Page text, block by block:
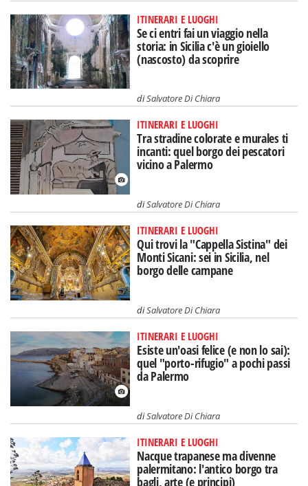
ITINERARI E LUOGHI
Se ci entri fai un viaggio nella
storia: in Sicilia c'è un gioiello
(nascosto) da scoprire
diSalvatore Di Chiara
ITINERARI E LUOGHI
Tra stradine colorate e murales ti
incanti: quel borgo dei pescatori
vicino a Palermo
diSalvatore Di Chiara
ITINERARI E LUOGHI
Qui trovi la "Cappella Sistina" dei
Monti Sicani: sei in Sicilia, nel
borgo delle campane
diSalvatore Di Chiara
ITINERARI E LUOGHI
Esiste un'oasi felice (e non lo sai):
quel "porto-rifugio" a pochi passi
da Palermo
diSalvatore Di Chiara
ITINERARI E LUOGHI
Nacque trapanese ma divenne
palermitano: l'antico borgo tra
bagli, arte (e principi)